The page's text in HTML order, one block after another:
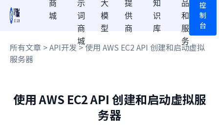
商
城
示
词
商
城
大
模
型
提
供
商
知
识
库
品
和
服
务
控
制
台
所有文章 >API开发> 使用 AWS EC2 API 创建和启动虚拟
服务器
使用 AWS EC2 API 创建和启动虚拟服
务器